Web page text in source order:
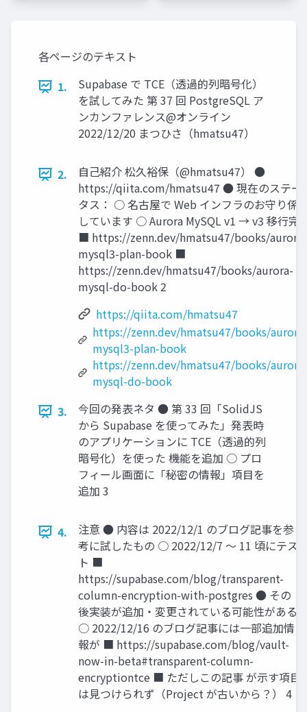
各ページのテキスト
1.
Supabase で TCE（透過的列暗号化）
を試してみた 第 37 回 PostgreSQL ア
ンカンファレンス@オンライン
2022/12/20 まつひさ（hmatsu47）
2.
自己紹介 松久裕保（@hmatsu47） ●
https://qiita.com/hmatsu47 ● 現在のステー
タス： ○ 名古屋で Web インフラのお守り係
しています ○ Aurora MySQL v1 → v3 移行完
■ https://zenn.dev/hmatsu47/books/aurora-
mysql3-plan-book ■
https://zenn.dev/hmatsu47/books/aurora-
mysql-do-book 2
https://qiita.com/hmatsu47
https://zenn.dev/hmatsu47/books/aurora-
mysql3-plan-book
https://zenn.dev/hmatsu47/books/
mysql-do-book
3.
今回の発表ネタ ● 第 33 回「SolidJS
から Supabase を使ってみた」発表時
のアプリケーションに TCE（透過的列
暗号化）を使った 機能を追加 ○ プロ
フィール画面に「秘密の情報」項目を
追加 3
4.
注意 ● 内容は 2022/12/1 のブログ記事を参
考に試したもの ○ 2022/12/7 〜 11 頃にテス
ト ■
https://supabase.com/blog/transparent-
column-encryption-with-postgres ● その
後実装が追加・変更されている可能性がある
○ 2022/12/16 のブログ記事には一部追加情
報が ■ https://supabase.com/blog/vault-
now-in-beta#transparent-column-
encryptiontce ■ ただしこの記事 が示す項目
は見つけられず（Project が古いから？） 4